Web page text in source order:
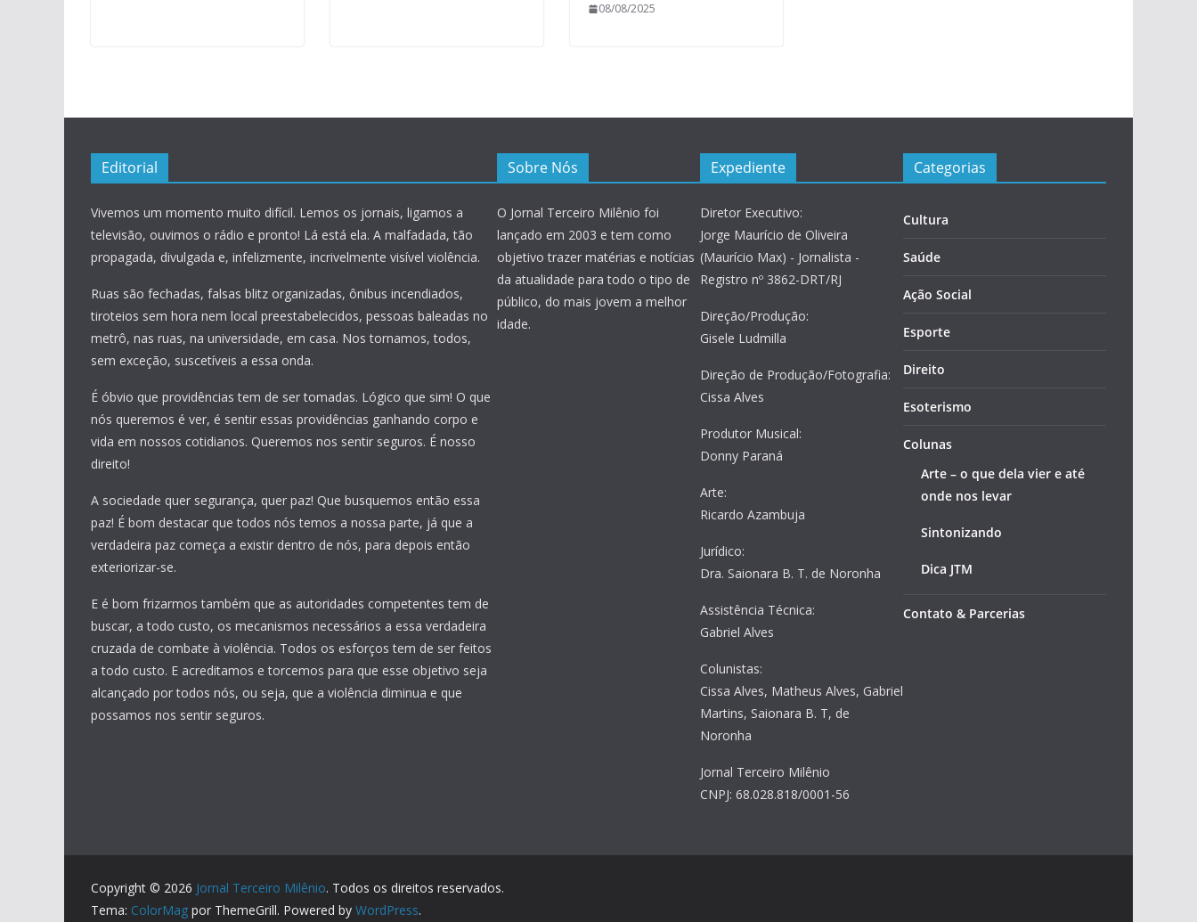
08/08/2025
Editorial
Vivemos um momento muito difícil. Lemos os jornais, ligamos a
televisão, ouvimos o rádio e pronto! Lá está ela. A malfadada, tão
propagada, divulgada e, infelizmente, incrivelmente visível violência.
Ruas são fechadas, falsas blitz organizadas, ônibus incendiados,
tiroteios sem hora nem local preestabelecidos, pessoas baleadas no
metrô, nas ruas, na universidade, em casa. Nos tornamos, todos,
sem exceção, suscetíveis a essa onda.
É óbvio que providências tem de ser tomadas. Lógico que sim! O que
nós queremos é ver, é sentir essas providências ganhando corpo e
vida em nossos cotidianos. Queremos nos sentir seguros. É nosso
direito!
A sociedade quer segurança, quer paz! Que busquemos então essa
paz! É bom destacar que todos nós temos a nossa parte, já que a
verdadeira paz começa a existir dentro de nós, para depois então
exteriorizar-se.
E é bom frizarmos também que as autoridades competentes tem de
buscar, a todo custo, os mecanismos necessários a essa verdadeira
cruzada de combate à violência. Todos os esforços tem de ser feitos
a todo custo. E acreditamos e torcemos para que esse objetivo seja
alcançado por todos nós, ou seja, que a violência diminua e que
possamos nos sentir seguros.
Sobre Nós
O Jornal Terceiro Milênio foi
lançado em 2003 e tem como
objetivo trazer matérias e notícias
da atualidade para todo o tipo de
público, do mais jovem a melhor
idade.
Expediente
Diretor Executivo:
Jorge Maurício de Oliveira
(Maurício Max) - Jornalista -
Registro nº 3862-DRT/RJ
Direção/Produção:
Gisele Ludmilla
Direção de Produção/Fotografia:
Cissa Alves
Produtor Musical:
Donny Paraná
Arte:
Ricardo Azambuja
Jurídico:
Dra. Saionara B. T. de Noronha
Assistência Técnica:
Gabriel Alves
Colunistas:
Cissa Alves, Matheus Alves, Gabriel
Martins, Saionara B. T, de
Noronha
Jornal Terceiro Milênio
CNPJ: 68.028.818/0001-56
Categorias
Cultura
Saúde
Ação Social
Esporte
Direito
Esoterismo
Colunas
Arte – o que dela vier e até
onde nos levar
Sintonizando
Dica JTM
Contato & Parcerias
Copyright © 2026 Jornal Terceiro Milênio. Todos os direitos reservados.
Tema: ColorMag por ThemeGrill. Powered by WordPress.